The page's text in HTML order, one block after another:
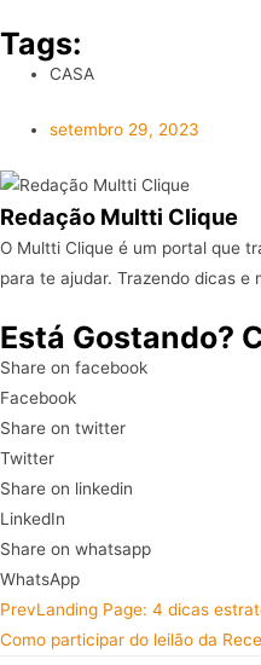
Tags:
CASA
setembro 29, 2023
Redação Multti Clique
O Multti Clique é um portal que
para te ajudar. Trazendo dicas e
Está Gostando?
Share on facebook
Facebook
Share on twitter
Twitter
Share on linkedin
LinkedIn
Share on whatsapp
WhatsApp
PrevLanding Page: 4 dicas
Como participar do leilão da